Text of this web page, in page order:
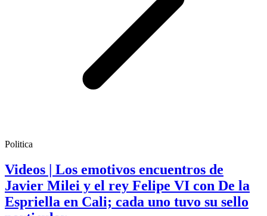
Politica
Videos | Los emotivos encuentros de
Javier Milei y el rey Felipe VI con De la
Espriella en Cali; cada uno tuvo su sello